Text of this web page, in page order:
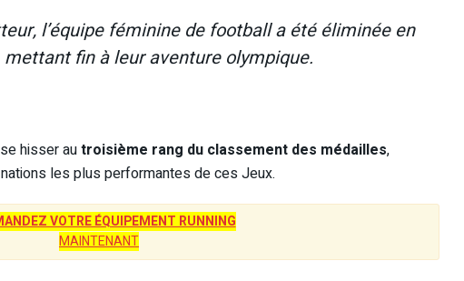
l’équipe féminine de football a été éliminée en
fin à leur aventure olympique.
hisser autroisième rang du classement des médailles,
les plus performantes de ces Jeux.
VOTRE ÉQUIPEMENT RUNNING
MAINTENANT